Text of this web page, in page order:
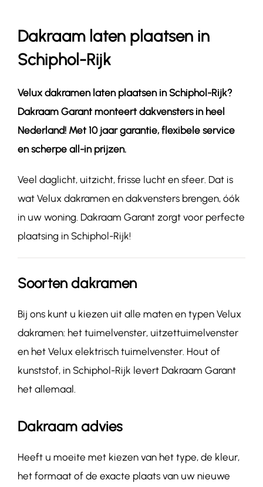
Contact
Dakraam laten plaatsen in
Schiphol-Rijk
Velux dakramen laten plaatsen in Schiphol-Rijk?
Dakraam Garant monteert dakvensters in heel
Nederland! Met 10 jaar garantie, flexibele service
en scherpe all-in prijzen.
Veel daglicht, uitzicht, frisse lucht en sfeer. Dat is
wat Velux dakramen en dakvensters brengen, óók
in uw woning. Dakraam Garant zorgt voor perfecte
plaatsing in Schiphol-Rijk!
Soorten dakramen
Bij ons kunt u kiezen uit alle maten en typen Velux
dakramen: het tuimelvenster, uitzettuimelvenster
en het Velux elektrisch tuimelvenster. Hout of
kunststof, in Schiphol-Rijk levert Dakraam Garant
het allemaal.
Dakraam advies
Heeft u moeite met kiezen van het type, de kleur,
het formaat of de exacte plaats van uw nieuwe